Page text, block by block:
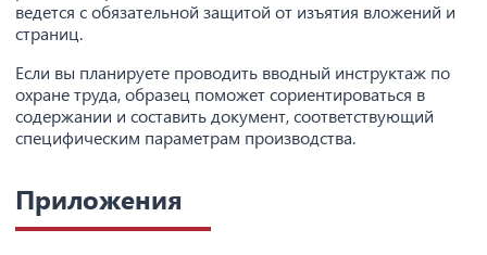
ведется с обязательной защитой от изъятия вложений и
страниц.
Если вы планируете проводить вводный инструктаж по
охране труда, образец поможет сориентироваться в
содержании и составить документ, соответствующий
специфическим параметрам производства.
Приложения